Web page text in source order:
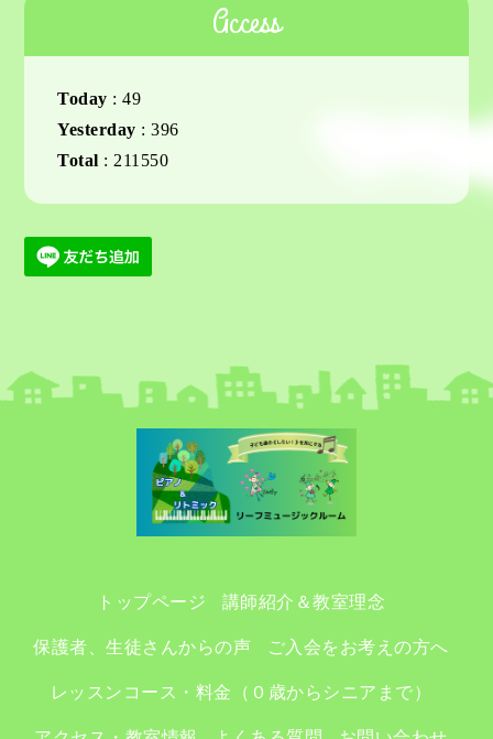
Access
Today :49
Yesterday :396
Total : 211550
トップページ 講師紹介＆教室理念
保護者、生徒さんからの声 ご入会をお考えの方へ
レッスンコース・料金（０歳からシニアまで）